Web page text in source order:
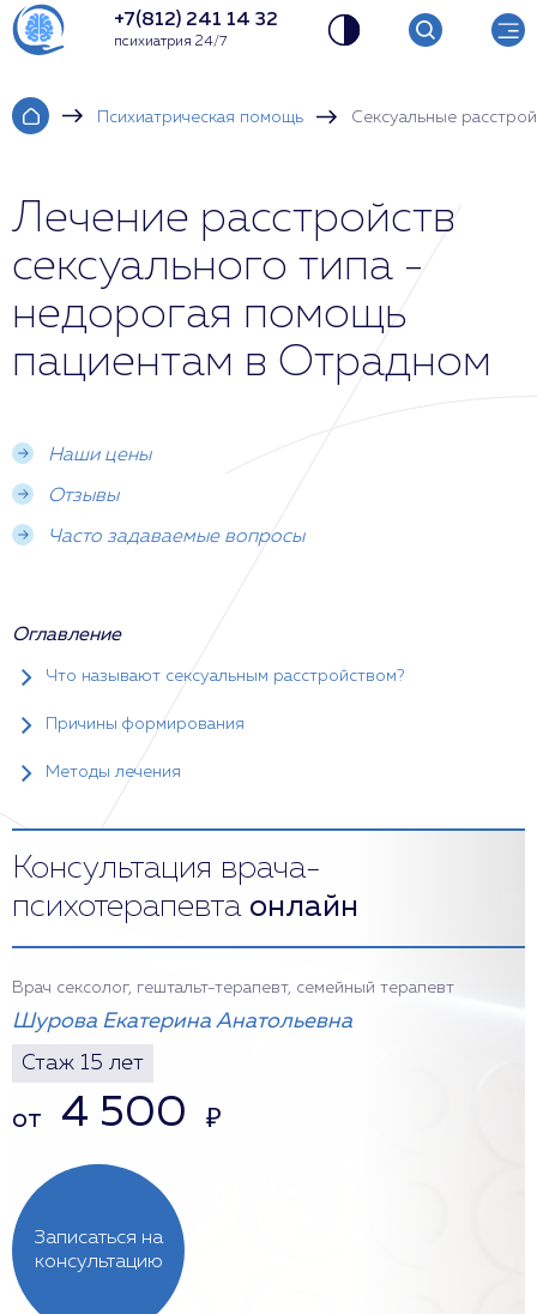
+7(812) 241 14 32
психиатрия 24/7
Психиатрическая помощь Сексуальные
Лечение расстройств
сексуального типа -
недорогая помощь
пациентам в Отрадном
Наши цены
Отзывы
Часто задаваемые вопросы
Оглавление
Что называют сексуальным расстройством?
Причины формирования
Методы лечения
Консультация врача-
психотерапевта онлайн
Записаться на
консультацию
Врач сексолог, гештальт-терапевт, семейный терапевт
Шурова Екатерина Анатольевна
Стаж 15 лет
от 4 500 ₽